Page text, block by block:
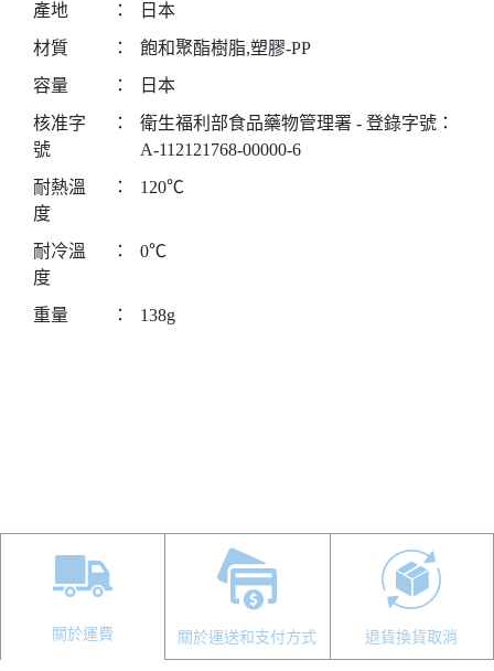
產地 ：
日本
材質
：
飽和聚酯樹脂,塑膠-PP
容量
：
日本
核准字
號
：
衛生福利部食品藥物管理署 - 登錄字號：
A-112121768-00000-6
耐熱溫
度
： 120℃
耐冷溫
度
： 0℃
重量 ： 138g
關於運費 關於運送和支付方式 退貨換貨取消